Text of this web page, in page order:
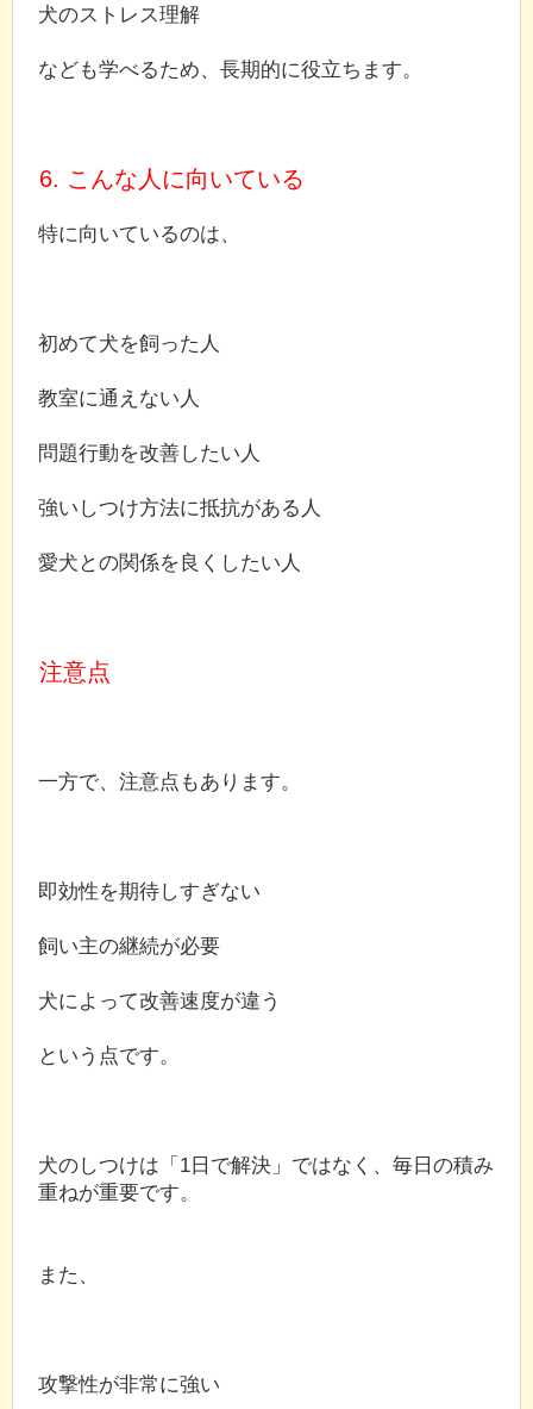
犬のストレス理解
なども学べるため、長期的に役立ちます。
6. こんな人に向いている
特に向いているのは、
初めて犬を飼った人
教室に通えない人
問題行動を改善したい人
強いしつけ方法に抵抗がある人
愛犬との関係を良くしたい人
注意点
一方で、注意点もあります。
即効性を期待しすぎない
飼い主の継続が必要
犬によって改善速度が違う
という点です。
犬のしつけは「1日で解決」ではなく、毎日の積み
重ねが重要です。
また、
攻撃性が非常に強い